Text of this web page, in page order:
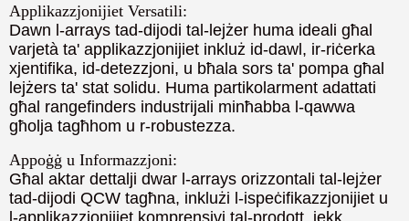
Applikazzjonijiet Versatili:
Dawn l-arrays tad-dijodi tal-lejżer huma ideali għal
varjetà ta' applikazzjonijiet inkluż id-dawl, ir-riċerka
xjentifika, id-detezzjoni, u bħala sors ta' pompa għal
lejżers ta' stat solidu. Huma partikolarment adattati
għal rangefinders industrijali minħabba l-qawwa
għolja tagħhom u r-robustezza.
Appoġġ u Informazzjoni:
Għal aktar dettalji dwar l-arrays orizzontali tal-lejżer
tad-dijodi QCW tagħna, inklużi l-ispeċifikazzjonijiet u
l-applikazzjonijiet komprensivi tal-prodott, jekk